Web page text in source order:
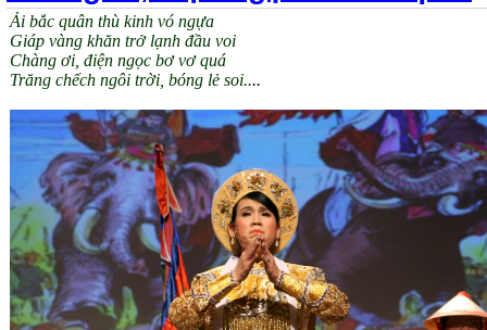
Ải bắc quân thù kinh vó ngựa
Giáp vàng khăn trở lạnh đầu voi
Chàng ơi, điện ngọc bơ vơ quá
Trăng chếch ngôi trời, bóng lẻ soi....